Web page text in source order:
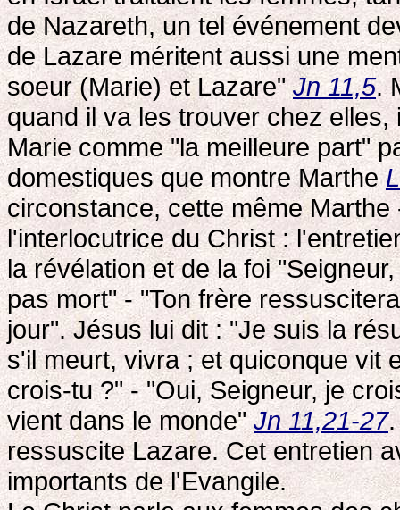
de Nazareth, un tel événement
de Lazare méritent aussi une
soeur (Marie) et Lazare"Jn 11,5.
quand il va les trouver chez
Marie comme "la meilleure part"
domestiques que montre Marthe
circonstance, cette même
l'interlocutrice du Christ :
la révélation et de la foi
pas mort" - "Ton frère
jour". Jésus lui dit : "Je suis la
s'il meurt, vivra ; et quiconque vit
crois-tu ?" - "Oui, Seigneur, je
vient dans le monde"Jn 11,21-27
ressuscite Lazare. Cet entretien
importants de l'Evangile.